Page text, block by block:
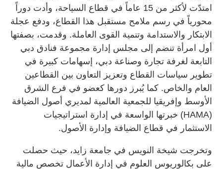
امتدّت لأكثر من 15 عاماً في قطاع السياحة، وأدت دوراً
محورياً في رسم ملامح مستقبل هذا القطاع، ودفع عجلة
الابتكار والاستدامة وتنمية القوى العاملة. وقدمت، بصفتها
أول امرأة تنضم إلى مجلس إدارة مجموعة فنادق دبي
التابعة لغرفة تجارة وصناعة دبي، إسهامات كبيرة في
تطوير سياسات القطاع وتعزيز التعاون بين القطاعين
العام والخاص. كما يُبرز دورها كعضو في فرع الشرق
الأوسط وإفريقيا للجمعية العالمية لمديري أصول الضيافة
(HAMA) خبرتها الواسعة في إدارة استراتيجيات
الاستثمار في قطاع الضيافة وإدارة الأصول.
وتخرجت شيخة النويس في جامعة زايد، حيث حصلت
على بكالوريوس العلوم في إدارة الأعمال تخصص مالية